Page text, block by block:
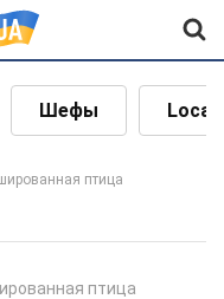
Шефы Local
птица
птица